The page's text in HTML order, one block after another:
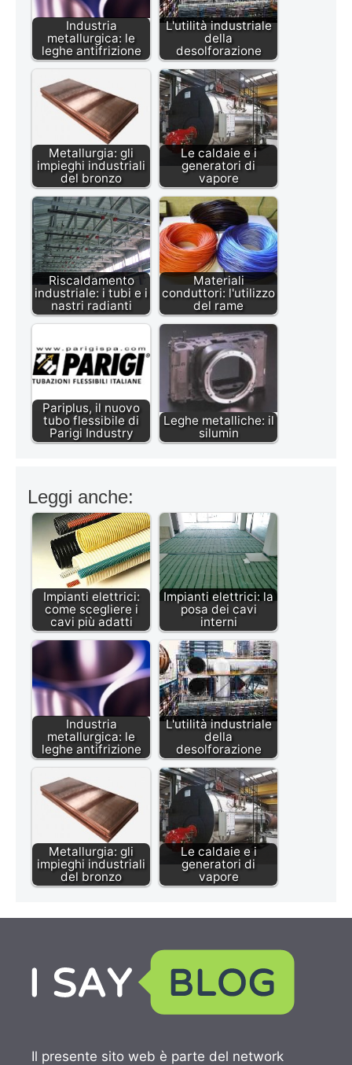
Industria
metallurgica: le
leghe antifrizione
L'utilità industriale
della
desolforazione
Metallurgia: gli
impieghi industriali
del bronzo
Le caldaie e i
generatori di
vapore
Riscaldamento
industriale: i tubi e i
nastri radianti
Materiali
conduttori: l'utilizzo
del rame
Pariplus, il nuovo
tubo flessibile di
Parigi Industry
Leghe metalliche: il
silumin
Leggi anche:
Impianti elettrici:
come scegliere i
cavi più adatti
Impianti elettrici: la
posa dei cavi
interni
Industria
metallurgica: le
leghe antifrizione
L'utilità industriale
della
desolforazione
Metallurgia: gli
impieghi industriali
del bronzo
Le caldaie e i
generatori di
vapore
Il presente sito web è parte del network